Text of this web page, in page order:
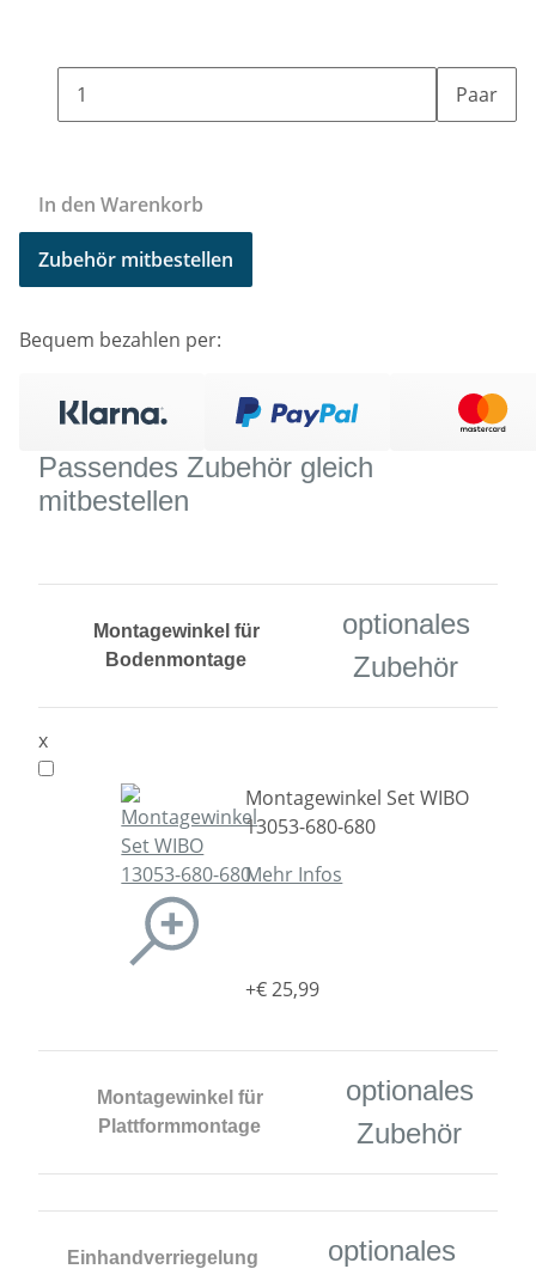
Paar
In den Warenkorb
Zubehör mitbestellen
Bequem bezahlen per:
Passendes Zubehör gleich
mitbestellen
Montagewinkel für
Bodenmontage
optionales
Zubehör
x
Montagewinkel Set WIBO
13053-680-680
Mehr Infos
+€ 25,99
Montagewinkel für
Plattformmontage
optionales
Zubehör
Einhandverriegelung
optionales